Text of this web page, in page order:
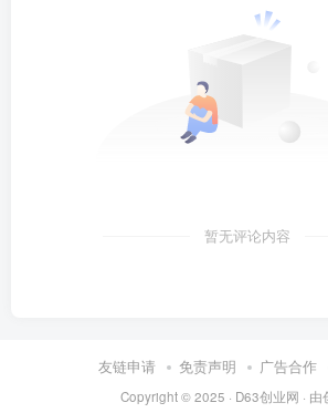
暂无评论内容
友链申请 免责声明 广告合作
Copyright © 2025 · D63创业网 · 由